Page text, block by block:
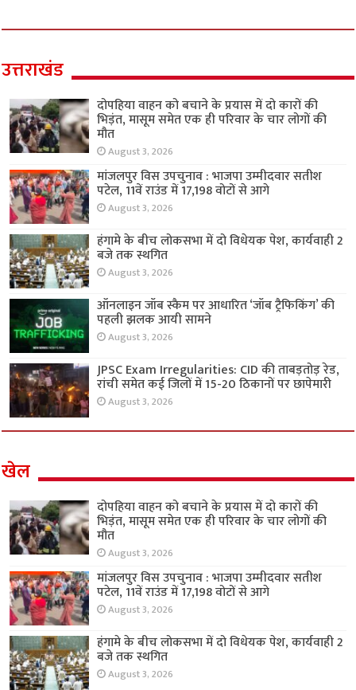
उत्तराखंड
दोपहिया वाहन को बचाने के प्रयास में दो कारों की
भिड़ंत, मासूम समेत एक ही परिवार के चार लोगों की
मौत
August 3, 2026
मांजलपुर विस उपचुनाव : भाजपा उम्मीदवार सतीश
पटेल, 11वें राउंड में 17,198 वोटों से आगे
August 3, 2026
हंगामे के बीच लोकसभा में दो विधेयक पेश, कार्यवाही 2
बजे तक स्थगित
August 3, 2026
ऑनलाइन जॉब स्कैम पर आधारित ‘जॉब ट्रैफिकिंग’ की
पहली झलक आयी सामने
August 3, 2026
JPSC Exam Irregularities: CID की ताबड़तोड़ रेड,
रांची समेत कई जिलों में 15-20 ठिकानों पर छापेमारी
August 3, 2026
खेल
दोपहिया वाहन को बचाने के प्रयास में दो कारों की
भिड़ंत, मासूम समेत एक ही परिवार के चार लोगों की
मौत
August 3, 2026
मांजलपुर विस उपचुनाव : भाजपा उम्मीदवार सतीश
पटेल, 11वें राउंड में 17,198 वोटों से आगे
August 3, 2026
हंगामे के बीच लोकसभा में दो विधेयक पेश, कार्यवाही 2
बजे तक स्थगित
August 3, 2026